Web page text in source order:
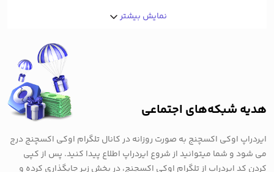
صفحه مراجعه کرده و نمودار قیمت BNB را رصد کنید.
یکی از رمز ارزهای محبوب بازار است دارای مارکت کپ
یا ارزش بازار بالایی است. ارز BNB نقش مهمی در اکوسیستم صرافی
اخیر،ارز دیجیتال BNB
از یک توکن تخفیف ساده فراتر رفت و به ارزی با
نمایش بیشتر
هدیه شبکه‌های اجتماعی
ایردراپ اوکی اکسچنج به صورت روزانه در کانال تلگرام اوکی اکسچنج درج
می شود و شما میتوانید از شروع ایردراپ اطلاع پیدا کنید. پس از کپی
کردن کد ایردراپ از تلگرام اوکی اکسچنج، در بخش زیر جایگذاری کرده و